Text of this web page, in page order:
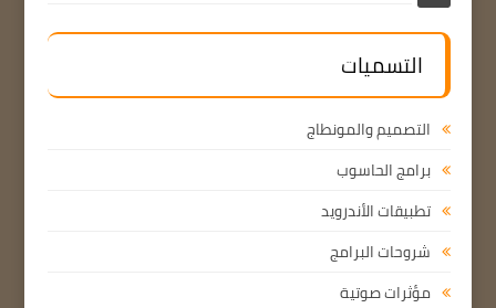
التسميات
التصميم والمونطاج
برامج الحاسوب
تطبيقات الأندرويد
شروحات البرامج
مؤثرات صوتية